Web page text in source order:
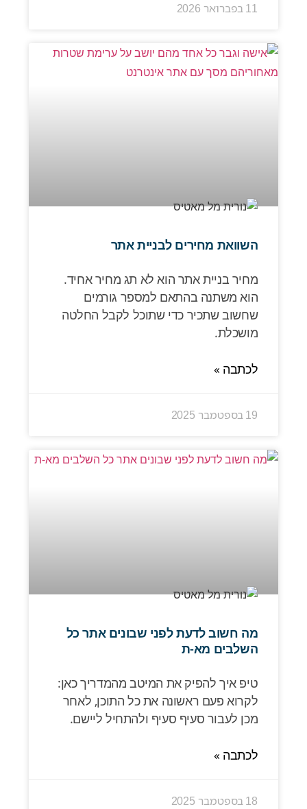
11 בפברואר 2026
השוואת מחירים לבניית אתר
מחיר בניית אתר הוא לא תג מחיר אחיד.
הוא משתנה בהתאם למספר גורמים
שחשוב שתכיר כדי שתוכל לקבל החלטה
מושכלת.
לכתבה »
19 בספטמבר 2025
מה חשוב לדעת לפני שבונים אתר כל
השלבים מא-ת
טיפ איך להפיק את המיטב מהמדריך כאן:
לקרוא פעם ראשונה את כל התוכן, לאחר
מכן לעבור סעיף סעיף ולהתחיל ליישם.
לכתבה »
18 בספטמבר 2025